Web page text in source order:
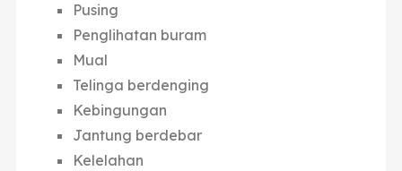
Pusing
Penglihatan buram
Mual
Telinga berdenging
Kebingungan
Jantung berdebar
Kelelahan